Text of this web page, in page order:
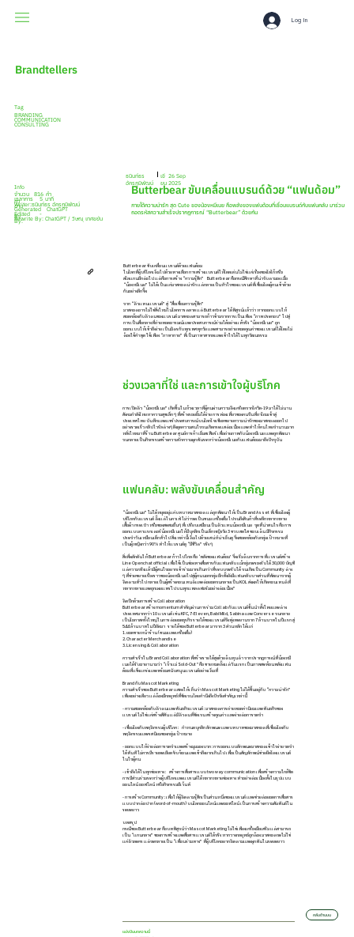
Log In
Brandtellers
Tag
BRANDING
COMMUNICATION
CONSULTING
Info
จำนวน
คำ
เวลาการ
อ่าน
Writer:
Generated
By:
Edited
By:
Rewrite By: ChatGPT / วิษณุ เทศขยัน
816 คำ
5
ธนินท์ธร อัครภูมิพัฒน์
นาที
ChatGPT
-
Butterbear ขับเคลื่อนแบรนด์ด้วย “แฟนด้อม”
ภายใต้ความน่ารัก สุด Cute ของน้องหมีเนย คือพลังของแฟนด้อมที่เชื่อมแบรนด์กับแฟนคลับ มาร่วม
ถอดรหัสความสำเร็จปรากฎการณ์ “Butterbear” ด้วยกัน
ธนินท์ธร
อัครภูมิพัฒน์
เขี
ยน
26 Sep
2025
Butterbear ขับเคลื่อนแบรนด์ด้วยแฟนด้อม
ในโลกที่ผู้บริโภคเต็มไปด้วยทางเลือก การสร้างแบรนด์ให้โดดเด่นไม่ใช่แค่เรื่องของโลโก้หรือ
สโลแกนอีกต่อไป แต่คือการสร้าง “ความรู้สึก” Butterbear คือกรณีศึกษาที่น่าจับตามอง เมื่อ
“น้องหมีเนย” ไม่ได้เป็นแค่มาสคอตน่ารัก แต่กลายเป็นหัวใจของแบรนด์ที่เชื่อมโยงผู้คนเข้าด้วย
กันอย่างลึกซึ้ง
จาก “ตัวแทนแบรนด์” สู่ “สื่อเชื่อมความรู้สึก”
มาสคอตอาจไม่ใช่สิ่งใหม่ในโลกการตลาด แต่ Butterbear ได้พิสูจน์แล้วว่า หากออกแบบให้
สอดคล้องกับตัวตนของแบรนด์ มาสคอตสามารถก้าวข้ามจากการเป็นเพียง “ภาพประกอบ” ไปสู่
การเป็นสื่อกลางที่ถ่ายทอดอารมณ์และประสบการณ์ร่วมได้อย่างแท้จริง “น้องหมีเนย” ถูก
ออกแบบให้เข้าถึงง่าย เป็นมิตรกับทุกเพศทุกวัย และสามารถถ่ายทอดคุณค่าของแบรนด์ได้โดยไม่
ต้องใช้คำพูด ใช้เพียง “ภาษากาย” ที่เป็นภาษาสากลและเข้าใจได้ในทุกวัฒนธรรม
ช่วงเวลาที่ใช่ และการเข้าใจผู้บริโภค
การเปิดตัว “น้องหมีเนย” เกิดขึ้นในห้วงเวลาที่ผู้คนผ่านความตึงเครียดจากโควิด-19 มาได้ไม่นาน
สังคมกำลังโหยหาความสุขเล็ก ๆ ที่สร้างรอยยิ้มได้ง่าย การท่องเที่ยวของคนจีนที่ถาโถมเข้าสู่
ประเทศไทย บันทึกและแชร์ประสบการณ์บนโลกโซเชียลขยายความน่ารักของมาสคอตออกไป
อย่างรวดเร็ว คลิปไวรัลต่างๆ ดึงดูดความสนใจจนเกิดกระแสต่อเนื่อง และทำให้คนไทยจำนวนมาก
หลั่งไหลมาที่ร้าน Butterbear ศูนย์การค้า เอ็มสเฟียร์ เพื่อถ่ายภาพกับน้องหมีเนย และถูกพัฒนา
จนกลายเป็นกิจกรรมสร้างความรักความผูกพันระหว่างน้องหมีเนยกับแฟนด้อมมาถึงปัจจุบัน
แฟนคลับ: พลังขับเคลื่อนสำคัญ
“น้องหมีเนย” ไม่ได้หยุดอยู่แค่บทบาทมาสคอต แต่ถูกพัฒนาให้เป็น Brand Asset ที่เชื่อมโยงผู้
บริโภคกับแบรนด์ ตั้งแต่ในคาเฟ่ ไม่ว่าจะเป็นขนม เครื่องดื่ม ไปจนถึงสินค้าที่ระลึกหลากหลาย
เสื้อผ้า กระเป๋า หรือของสะสมอื่นๆ ที่เปรียบเสมือนเป็นตัวแทนน้องหมีเนย จุดที่น่าสนใจ คือ การ
ออกแบบคาแรกเตอร์น้องหมีเนยให้มีบุคลิกเป็นเด็กหญิงวัย 3 ขวบ สดใส ชอบเต้น มีกิจกรรม
ประจำวันเหมือนเด็กทั่วไป สิ่งเหล่านี้เต็มไปด้วยเสน่ห์น่าเอ็นดู ซึ่งสอดคล้องกับกลุ่มเป้าหมายที่
เป็นผู้หญิงกว่า 90% ทำให้แบรนด์ดู “มีชีวิต” จริง ๆ
สิ่งที่ผลักดันให้ Butterbear ก้าวไปไกล คือ ‘พลังของแฟนด้อม’ ซึ่งเริ่มต้นจากการที่แบรนด์สร้าง
Line Openchat official เพื่อใช้เป็นช่องทางสื่อสารกับแฟนคลับ แม้กลุ่มจะรองรับได้ 30,000 บัญชี
แต่ความจริงแล้วมีผู้สนใจอยากเข้าร่วมมากเกินกว่าที่ระบบจะรับได้ จนเกิดเป็น Community ต่าง
ๆ ที่ช่วยขยายเรื่องราวของน้องหมีเนยไปสู่ผู้คนนอกกลุ่ม อีกทั้งยังมีแฟนคลับบางส่วนที่พัฒนาจากผู้
ติดตามทั่วไป กลายเป็นผู้สร้างคอนเทนต์และต่อยอดจนกลายเป็น KOL ส่งผลให้เกิดคอนเทนต์ที่
หลากหลายและถูกเผยแพร่ไปบนทุกแพลตฟอร์มอย่างต่อเนื่อง”
ติดปีกด้วยการสร้าง Collaboration
Butterbear สร้าง momentum สำคัญผ่านการร่วม Collab กับแบรนด์ชั้นนำทั้งไทยและต่าง
ประเทศมากกว่า 10 แบรนด์ เช่น KFC, 7-Eleven, Babi Mild, Sabina และ Converse จนกลาย
เป็นโอกาสครั้งใหญ่ในการต่อยอดธุรกิจ รายได้ของแบรนด์จึงพุ่งทะยานจาก 7 ล้านบาทในปีแรก สู่
544 ล้านบาทในปีถัดมา รายได้ของ Butterbear มาจาก 3 ส่วนหลัก ได้แก่
1. ยอดขายหน้าร้าน (ขนมและเครื่องดื่ม)
2. Character Merchandise
3. Licensing & Collaboration
ความสำเร็จใน Brand Collaboration ที่สร้างรายได้สูงด้วยต้นทุนต่ำ จากปรากฏการณ์ที่น้องหมี
เนยได้รับฉายานามว่า “เจ้าแม่ Sold-Out " คือ ขายหมดตั้งแต่วันแรก เป็นภาพสะท้อนพลังแฟน
ด้อมที่แข็งแกร่งและพร้อมสนับสนุนแบรนด์อย่างเต็มที่
Brand กับ Mascot Marketing
ความสำเร็จของ Butterbear แสดงให้เห็นว่า Mascot Marketing ไม่ได้ขึ้นอยู่กับ “ความน่ารัก”
เพียงอย่างเดียว แต่ต้องมีกลยุทธ์ที่ชัดเจน โดยคำนึงถึงปัจจัยสำคัญเหล่านี้
- ความสอดคล้องกับตัวตนและพันธกิจแบรนด์ : มาสคอตควรถ่ายทอดค่านิยมและพันธกิจของ
แบรนด์ ไม่ใช่แค่สร้างสีสัน แต่มีตัวตนที่ชัดเจน สร้างคุณค่า และง่ายต่อการจดจำ
- เชื่อมโยงกับพฤติกรรมผู้บริโภค : กำหนดบุคลิก ลักษณะ และบทบาทของมาสคอตที่เชื่อมโยงกับ
พฤติกรรมและรสนิยมของกลุ่มเป้าหมาย
- ออกแบบให้ง่ายต่อการจดจำและสร้างมุมมองบวก : การออกแบบลักษณะมาสคอตเข้าใจง่าย จดจำ
ได้ทันที ไม่ควรมีรายละเอียดซับซ้อนและเข้าถึงยากเกินไป เพื่อเป็นสัญลักษณ์ช่วยยึดโยงแบรนด์
ในใจผู้คน
- เข้าถึงได้ในทุกช่องทาง : สร้างการสื่อสารแบบ two way communication เพื่อสร้างความใกล้ชิด
การมีส่วนร่วมระหว่างผู้บริโภคและแบรนด์ได้หลากหลายช่องทาง ทำอย่างต่อเนื่องทั้งในรูปแบบ
ออนไลน์ ออฟไลน์ หรือกิจกรรมอีเว้นท์
- การสร้าง Community : เพื่อให้ผู้ติดตามรู้สึกเป็นส่วนหนึ่งของแบรนด์ และช่วยต่อยอดการสื่อสาร
แบบปากต่อปาก (word-of-mouth) บนโลกออนไลน์และออฟไลน์ เป็นการสร้างความสัมพันธ์ใน
ระยะยาว
บทสรุป
กรณีของ Butterbear คือบทพิสูจน์ว่า Mascot Marketing ไม่ใช่เพียงเครื่องมือเสริม แต่สามารถ
เป็น “แกนกลาง” ของการสร้างและสื่อสารแบรนด์ได้จริง หากวางกลยุทธ์ถูกต้อง มาสคอตจะไม่ใช่
แค่ตัวละคร แต่จะกลายเป็น “เพื่อนร่วมทาง” ที่ผู้บริโภคอยากติดตามและผูกพันในระยะยาว
แบ่งปันบทความนี้
กลับด้านบน